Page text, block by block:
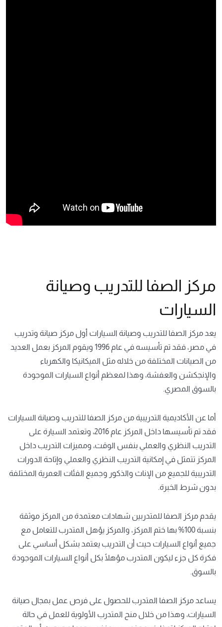
مركز الصفا للتدريب وصيانة
السيارات
يعد مركز الصفا للتدريب وصيانة السيارات أول مركز صيانة وتدريب
في مصر، فقد تم تأسيسه في عام 1996 ويقوم المركز بعمل العديد
من الصيانات المختلفة من خلاله مثل الميكانيكا والكهرباء
والإنجكشن والعفشة، وهذا لمعظم أنواع السيارات الموجودة
بالسوق المصري.
أما عن الأكاديمية التدريبية من مركز الصفا للتدريب وصيانة السيارات
فقد تم تأسيسها داخل المركز عام 2016، وتعتمد السيارة على
التدريب النظري والعملي بنفس الوقت، ومميزات التدريب داخل
المركز تتمثل في إمكانية التدريب النظري والعملي وإتاحة الدورات
التدريبية للجميع من الإناث والذكور وجميع الفئات العمرية المختلفة
بدون شرط الخبرة.
يقدم مركز الصفا للمتدربين شهادات معتمدة من المركز موثقة
بنسبة 100% بها ختم المركز، والمركز يؤهل المتدرب للتعامل مع
جميع أنواع السيارات حيث أن التدريب يعتمد بشكل أساسي على
فكرة كل جزء ليكون المتدرب مؤهلًا بكل أنواع السيارات الموجودة
بالسوق.
يساعد مركز الصفا المتدرب للحصول على فرص عمل بمجال صيانة
السيارات، وهذا من خلال منح المتدرب الأولوية للعمل في حالة